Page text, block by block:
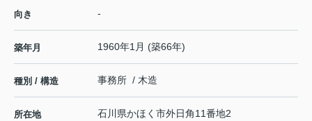
向き -
築年月 1960年1月 (築66年)
種別 / 構造 事務所 / 木造
所在地 石川県かほく市外日角11番地2